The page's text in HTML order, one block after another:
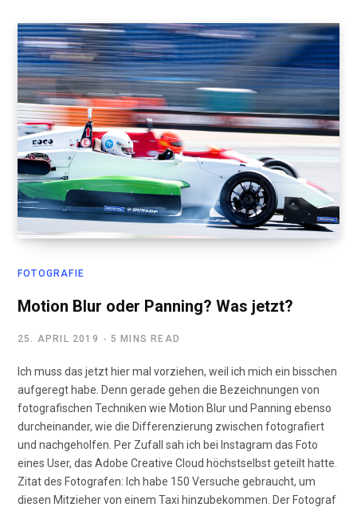
FOTOGRAFIE
Motion Blur oder Panning? Was jetzt?
25. APRIL 2019 5 MINS READ
Ich muss das jetzt hier mal vorziehen, weil ich mich ein bisschen
aufgeregt habe. Denn gerade gehen die Bezeichnungen von
fotografischen Techniken wie Motion Blur und Panning ebenso
durcheinander, wie die Differenzierung zwischen fotografiert
und nachgeholfen. Per Zufall sah ich bei Instagram das Foto
eines User, das Adobe Creative Cloud höchstselbst geteilt hatte.
Zitat des Fotografen: Ich habe 150 Versuche gebraucht, um
diesen Mitzieher von einem Taxi hinzubekommen. Der Fotograf